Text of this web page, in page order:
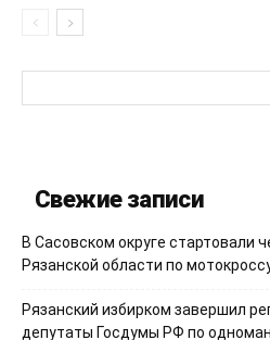
Свежие записи
В Сасовском округе стартовали
Рязанской области по
Рязанский избирком завершил
депутаты Госдумы РФ по